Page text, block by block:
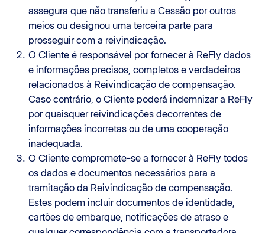
assegura que não transferiu a Cessão por outros
meios ou designou uma terceira parte para
prosseguir com a reivindicação.
O Cliente é responsável por fornecer à ReFly dados
e informações precisos, completos e verdadeiros
relacionados à Reivindicação de compensação.
Caso contrário, o Cliente poderá indemnizar a ReFly
por quaisquer reivindicações decorrentes de
informações incorretas ou de uma cooperação
inadequada.
O Cliente compromete-se a fornecer à ReFly todos
os dados e documentos necessários para a
tramitação da Reivindicação de compensação.
Estes podem incluir documentos de identidade,
cartões de embarque, notificações de atraso e